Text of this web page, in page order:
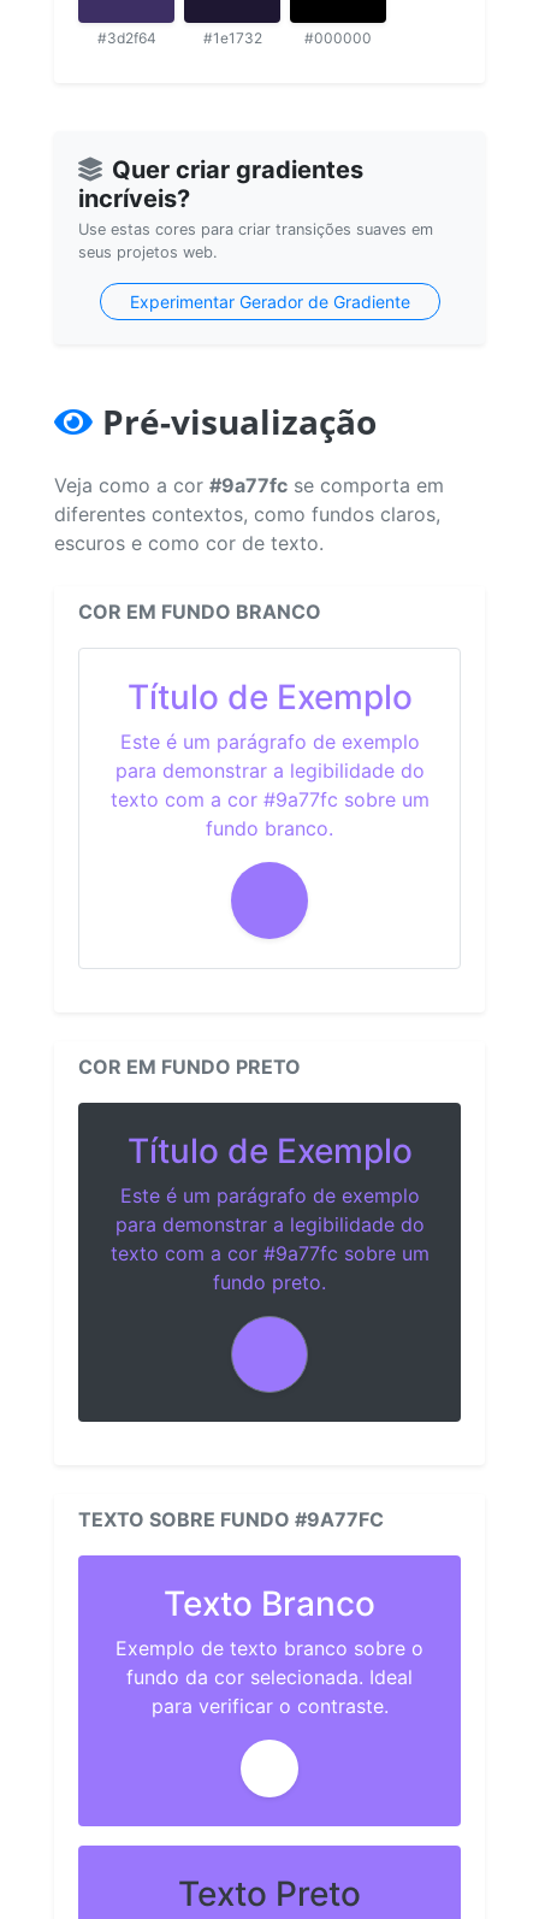
#3d2f64 #1e1732 #000000
Quer criar gradientes
incríveis?
Use estas cores para criar transições suaves em
seus projetos web.
Experimentar Gerador de Gradiente
Pré-visualização
Veja como a cor #9a77fc se comporta em
diferentes contextos, como fundos claros,
escuros e como cor de texto.
COR EM FUNDO BRANCO
Título de Exemplo
Este é um parágrafo de exemplo
para demonstrar a legibilidade do
texto com a cor #9a77fc sobre um
fundo branco.
COR EM FUNDO PRETO
Título de Exemplo
Este é um parágrafo de exemplo
para demonstrar a legibilidade do
texto com a cor #9a77fc sobre um
fundo preto.
TEXTO SOBRE FUNDO #9A77FC
Texto Branco
Exemplo de texto branco sobre o
fundo da cor selecionada. Ideal
para verificar o contraste.
Texto Preto